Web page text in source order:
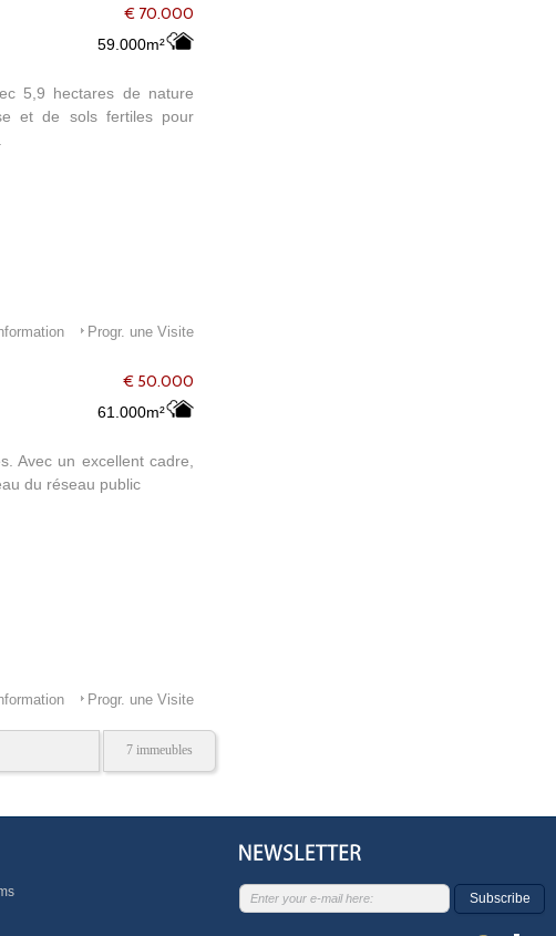
€ 70.000
59.000m²
5,9 hectares de nature
et de sols fertiles pour
Progr. une Visite
€ 50.000
61.000m²
Avec un excellent cadre,
du réseau public
Progr. une Visite
7 immeubles
Subscribe